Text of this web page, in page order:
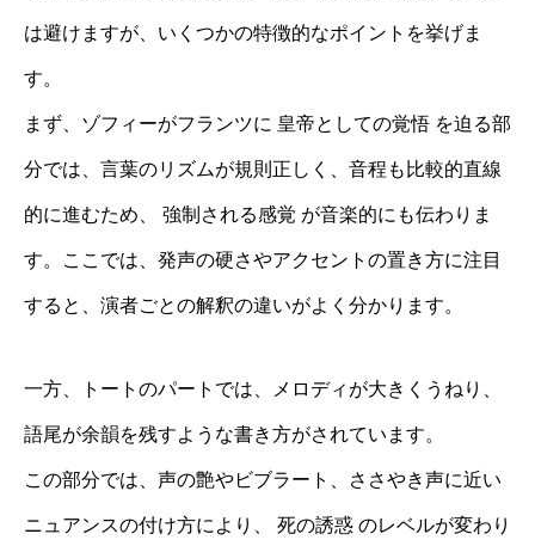
は避けますが、いくつかの特徴的なポイントを挙げま
す。
まず、ゾフィーがフランツに 皇帝としての覚悟 を迫る部
分では、言葉のリズムが規則正しく、音程も比較的直線
的に進むため、 強制される感覚 が音楽的にも伝わりま
す。ここでは、発声の硬さやアクセントの置き方に注目
すると、演者ごとの解釈の違いがよく分かります。
一方、トートのパートでは、メロディが大きくうねり、
語尾が余韻を残すような書き方がされています。
この部分では、声の艶やビブラート、ささやき声に近い
ニュアンスの付け方により、 死の誘惑 のレベルが変わり